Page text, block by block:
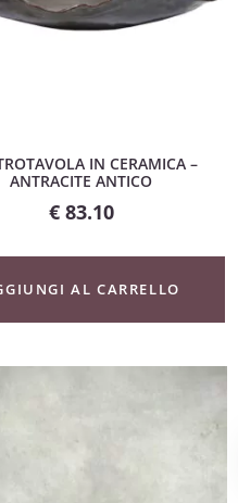
IN CERAMICA –
ANTRACITE ANTICO
€83.10
AL CARRELLO